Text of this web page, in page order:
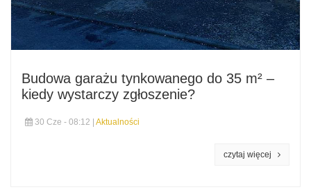
Budowa garażu tynkowanego do 35 m² –
kiedy wystarczy zgłoszenie?
30 Cze - 08:12 | Aktualności